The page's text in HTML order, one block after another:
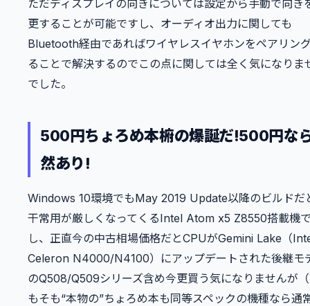
ただディスプレイの向きについては設定から手動で向き
更することが可能ですし、オーディオ出力に関しても
Bluetooth経由であればワイヤレスイヤホンをペアリン
ることで解決するのでこの点に関しては全く気になりま
でした。
500円ちょろめ本椨の爆誕だ!500円な
然あり!
Windows 10環境でもMay 2019 Update以降のビルドだ
干常用が厳しくなってくるIntel Atom x5 Z8550搭載機
し、正直今の中古相場価格だとCPUがGemini Lake（
Celeron N4000/N4100）にアップデートされた後継モ
のQ508/Q509シリーズ含め今更買う気になりませんが
もそも“本物の”ちょろめ本も同等スペックの機種なら通